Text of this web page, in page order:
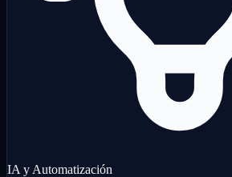
IA y Automatización